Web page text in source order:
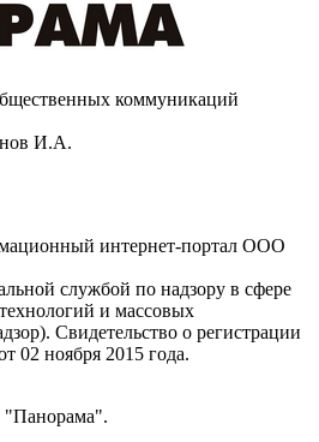
коммуникаций
И.А.
интернет-портал ООО
службой по надзору в сфере
и массовых
Cвидетельство о регистрации
ноября 2015 года.